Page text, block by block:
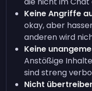
Keine Angriffe
okay, aber
anderen wird
Keine
Anstößige
sind streng
Nicht